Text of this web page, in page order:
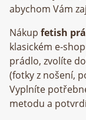
abychom Vám
Nákup fetish
klasickém e-
prádlo, zvolíte
(fotky z nošení,
Vyplníte
metodu a